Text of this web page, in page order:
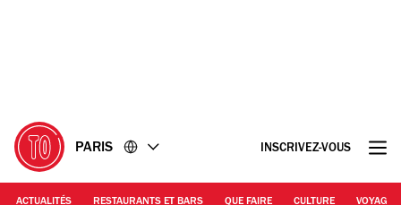
PARIS INSCRIVEZ-VOUS
ACTUALITÉS RESTAURANTS ET BARS QUE FAIRE CULTURE VOYAGE